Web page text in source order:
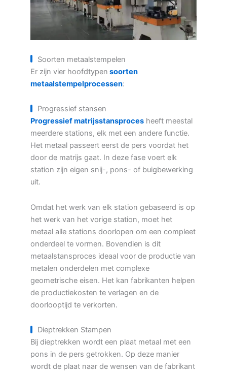
Soorten metaalstempelen
Er zijn vier hoofdtypen soorten
metaalstempelprocessen:
Progressief stansen
Progressief matrijsstansproces heeft meestal
meerdere stations, elk met een andere functie.
Het metaal passeert eerst de pers voordat het
door de matrijs gaat. In deze fase voert elk
station zijn eigen snij-, pons- of buigbewerking
uit.
Omdat het werk van elk station gebaseerd is op
het werk van het vorige station, moet het
metaal alle stations doorlopen om een compleet
onderdeel te vormen. Bovendien is dit
metaalstansproces ideaal voor de productie van
metalen onderdelen met complexe
geometrische eisen. Het kan fabrikanten helpen
de productiekosten te verlagen en de
doorlooptijd te verkorten.
Dieptrekken Stampen
Bij dieptrekken wordt een plaat metaal met een
pons in de pers getrokken. Op deze manier
wordt de plaat naar de wensen van de fabrikant